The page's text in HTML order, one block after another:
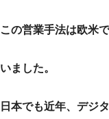
この営業手法は欧米
いました。
日本でも近年、デジ